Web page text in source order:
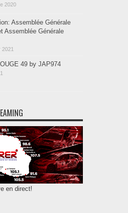
2020
Assemblée Générale
Assemblée Générale
2021
49 by JAP974
en direct!